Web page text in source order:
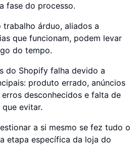
fase do processo.
trabalho árduo, aliados a
que funcionam, podem levar
do tempo.
do Shopify falha devido a
produto errado, anúncios
desconhecidos e falta de
evitar.
a si mesmo se fez tudo o
etapa específica da loja do